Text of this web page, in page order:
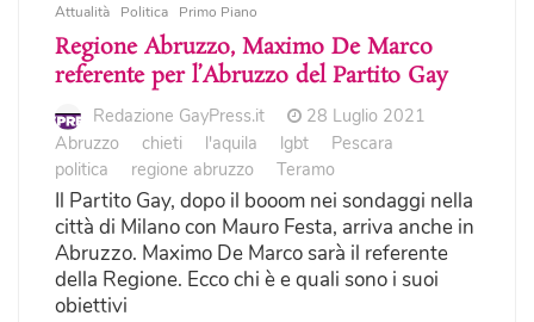
Attualità Politica Primo Piano
Regione Abruzzo, Maximo De Marco
referente per l’Abruzzo del Partito Gay
Redazione GayPress.it
28 Luglio 2021
Abruzzo
chieti l'aquila lgbt
Pescara
politica
regione abruzzo Teramo
Il Partito Gay, dopo il booom nei sondaggi nella
città di Milano con Mauro Festa, arriva anche in
Abruzzo. Maximo De Marco sarà il referente
della Regione. Ecco chi è e quali sono i suoi
obiettivi